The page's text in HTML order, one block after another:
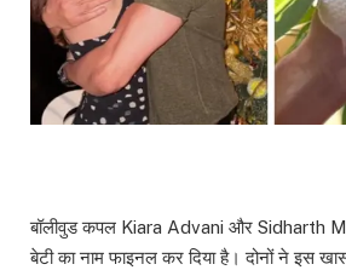
बॉलीवुड कपल Kiara Advani और Sidharth
बेटी का नाम फाइनल कर दिया है। दोनों ने इस